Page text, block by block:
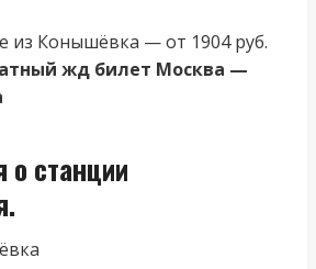
из Конышёвка — от 1904 руб.
жд билет Москва —
станции